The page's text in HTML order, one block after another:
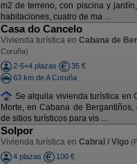
m2 de terreno, con piscina y
habitaciones, cuatro de ma ...
Casa do Cancelo
Vivienda turística en Cabana de
Coruña)
2-6+4 plazas
35 €
63 km de A Coruña
Se alquila vivienda turística en
Morte, en Cabana de
de sitios turísticos para vis ...
Solpor
Vivienda turística en Cabral / Vigo
4 plazas
100 €